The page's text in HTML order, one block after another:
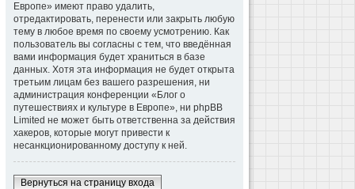
Европе» имеют право удалить,
отредактировать, перенести или закрыть любую
тему в любое время по своему усмотрению. Как
пользователь вы согласны с тем, что введённая
вами информация будет храниться в базе
данных. Хотя эта информация не будет открыта
третьим лицам без вашего разрешения, ни
администрация конференции «Блог о
путешествиях и культуре в Европе», ни phpBB
Limited не может быть ответственна за действия
хакеров, которые могут привести к
несанкционированному доступу к ней.
Вернуться на страницу входа